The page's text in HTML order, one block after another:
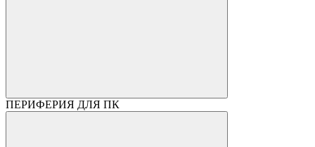
ПЕРИФЕРИЯ ДЛЯ ПК